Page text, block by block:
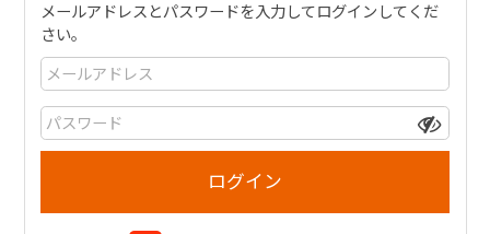
メールアドレスとパスワードを入力してログインしてくだ
さい。